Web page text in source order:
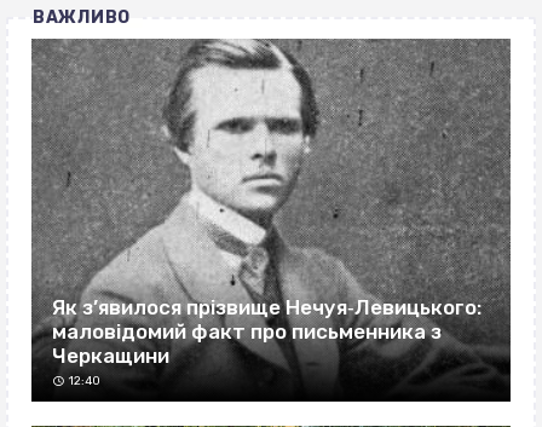
ВАЖЛИВО
Як з’явилося прізвище Нечуя‐Левицького:
маловідомий факт про письменника з
Черкащини
12:40